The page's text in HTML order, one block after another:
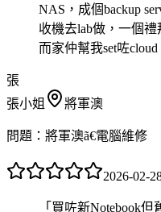
NAS，成個backup
收機去lab做，一個
而家仲幫我set咗
張
張小姐
將軍澳
問題： 將軍澳ã€電腦維修
2026-02-
「 買咗新Notebook但